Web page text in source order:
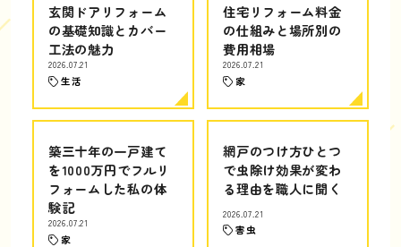
玄関ドアリフォーム
の基礎知識とカバー
工法の魅力
2026.07.21
生活
住宅リフォーム料金
の仕組みと場所別の
費用相場
2026.07.21
家
築三十年の一戸建て
を1000万円でフルリ
フォームした私の体
験記
2026.07.21
家
網戸のつけ方ひとつ
で虫除け効果が変わ
る理由を職人に聞く
2026.07.21
害虫